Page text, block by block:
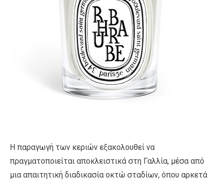
Η παραγωγή των κεριών εξακολουθεί να
πραγματοποιείται αποκλειστικά στη Γαλλία, μέσα από
μια απαιτητική διαδικασία οκτώ σταδίων, όπου αρκετά